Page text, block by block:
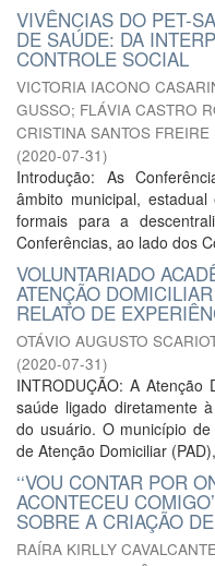
VIVÊNCIAS DO PET-
DE SAÚDE: DA
CONTROLE SOCIAL
VICTORIA IACONO
GUSSO; FLÁVIA CASTRO
CRISTINA SANTOS FREIRE
(2020-07-31)
Introdução: As
âmbito municipal,
formais para a
Conferências, ao lado dos
VOLUNTARIADO
ATENÇÃO
RELATO DE
OTÁVIO AUGUSTO
(2020-07-31)
INTRODUÇÃO: A
saúde ligado diretamente
do usuário. O município
de Atenção Domiciliar
‘‘VOU CONTAR POR
ACONTECEU
SOBRE A CRIAÇÃO
RAÍRA KIRLLY